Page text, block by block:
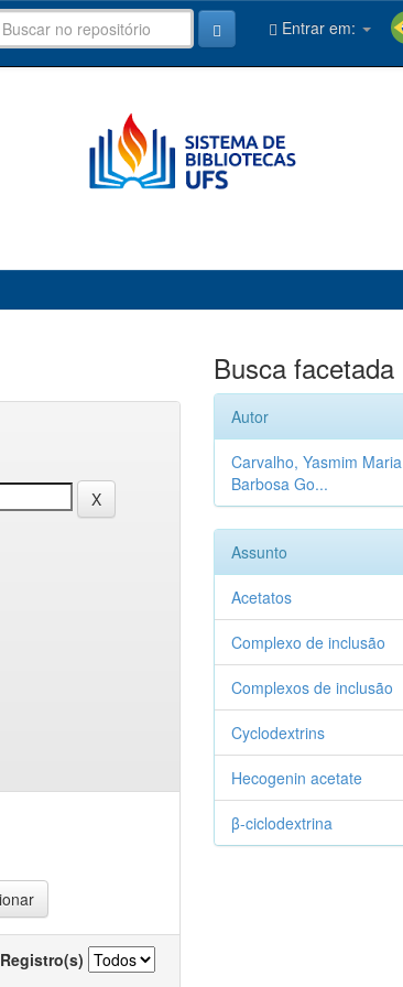
Entrar em:
Registro(s)
Busca facetada
Autor
Carvalho, Yasmim Maria
Barbosa Go...
Assunto
Acetatos
Complexo de inclusão
Complexos de inclusão
Cyclodextrins
Hecogenin acetate
β-ciclodextrina